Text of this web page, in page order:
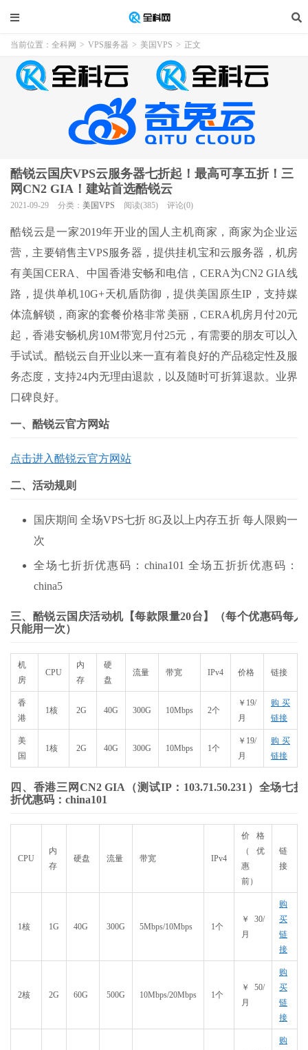
当前位置： 全科网 > VPS服务器 > 美国VPS > 正文
酷锐云国庆VPS云服务器七折起！最高可享五折！三
网CN2 GIA！建站首选酷锐云
2021-09-29 分类： 美国VPS 阅读(385) 评论(0)
酷锐云是一家2019年开业的国人主机商家，商家为企业运
营，主要销售主VPS服务器，提供挂机宝和云服务器，机房
有美国CERA、中国香港安畅和电信，CERA为CN2 GIA线
路，提供单机10G+天机盾防御，提供美国原生IP，支持媒
体流解锁，商家的套餐价格非常美丽，CERA机房月付20元
起，香港安畅机房10M带宽月付25元，有需要的朋友可以入
手试试。酷锐云自开业以来一直有着良好的产品稳定性及服
务态度，支持24内无理由退款，以及随时可折算退款。业界
口碑良好。
一、酷锐云官方网站
点击进入酷锐云官方网站
二、活动规则
国庆期间 全场VPS七折 8G及以上内存五折 每人限购一
次
全场七折折优惠码：china101 全场五折折优惠码：
china5
三、酷锐云国庆活动机【每款限量20台】（每个优惠码每人
只能用一次）
机
房
CPU
内
存
硬
盘
流量 带宽 IPv4 价格 链接
香
港
1核 2G 40G 300G 10Mbps 2个
￥19/
月
购买
链接
美
国
1核 2G 40G 300G 10Mbps 1个
￥19/
月
购买
链接
四、香港三网CN2 GIA（测试IP：103.71.50.231）全场七折
折优惠码：china101
CPU
内
存
硬盘 流量 带宽 IPv4
价格
（优
惠
前）
链
接
1核 1G 40G 300G 5Mbps/10Mbps 1个
￥30/
月
购
买
链
接
2核 2G 60G 500G 10Mbps/20Mbps 1个
￥50/
月
购
买
链
接
购